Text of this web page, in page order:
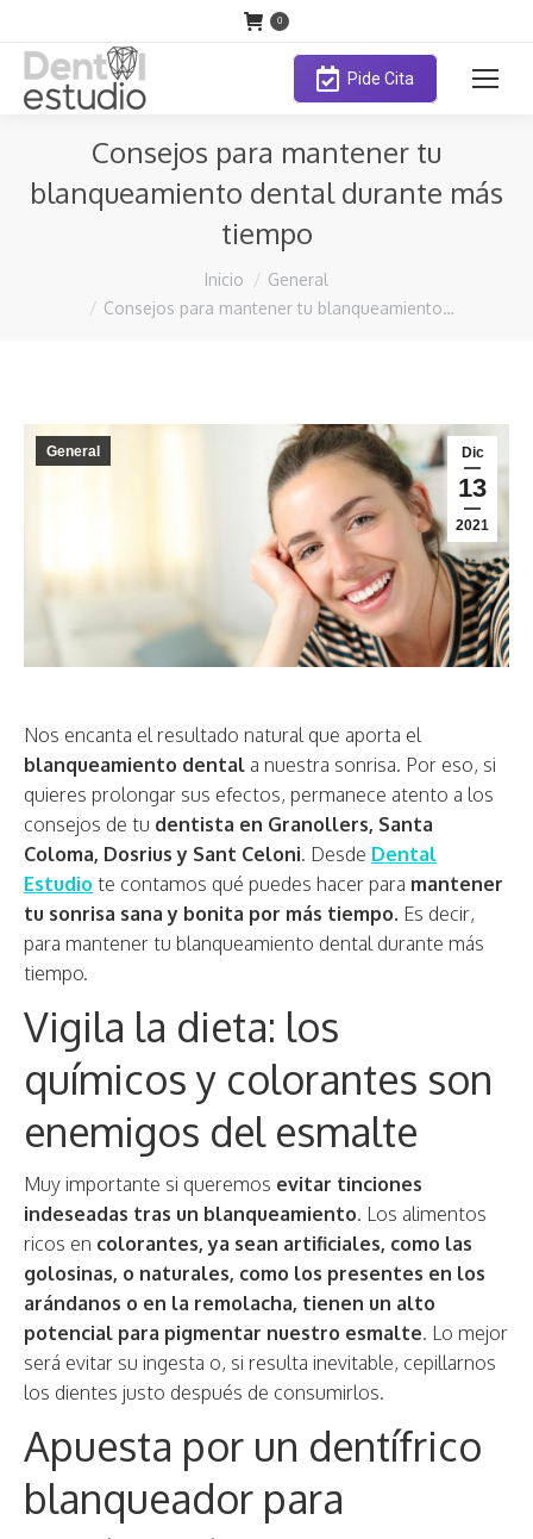
0
Pide Cita
Consejos para mantener tu
blanqueamiento dental durante más
tiempo
Inicio
General
Consejos para mantener tu blanqueamiento…
Dic
13
2021
General
Nos encanta el resultado natural que aporta el
blanqueamiento dental a nuestra sonrisa. Por eso, si
quieres prolongar sus efectos, permanece atento a los
consejos de tu dentista en Granollers, Santa
Coloma, Dosrius y Sant Celoni. Desde Dental
Estudio te contamos qué puedes hacer para mantener
tu sonrisa sana y bonita por más tiempo. Es decir,
para mantener tu blanqueamiento dental durante más
tiempo.
Vigila la dieta: los
químicos y colorantes son
enemigos del esmalte
Muy importante si queremos evitar tinciones
indeseadas tras un blanqueamiento. Los alimentos
ricos en colorantes, ya sean artificiales, como las
golosinas, o naturales, como los presentes en los
arándanos o en la remolacha, tienen un alto
potencial para pigmentar nuestro esmalte. Lo mejor
será evitar su ingesta o, si resulta inevitable, cepillarnos
los dientes justo después de consumirlos.
Apuesta por un dentífrico
blanqueador para